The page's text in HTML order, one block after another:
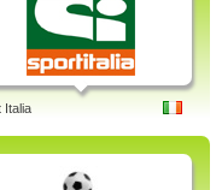
Italia